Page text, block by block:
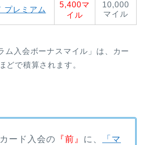
プレミアム
5,400マ
イル
10,000
マイル
ム入会ボーナスマイル」は、カー
どで積算されます。
ード入会の 『前』 に、
「マ